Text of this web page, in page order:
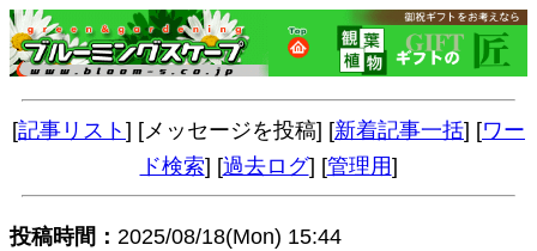
[記事リスト ] [メッセージを投稿] [新着記事一括] [ワー
ド検索] [過去ログ] [管理用]
投稿時間： 2025/08/18(Mon) 15:44